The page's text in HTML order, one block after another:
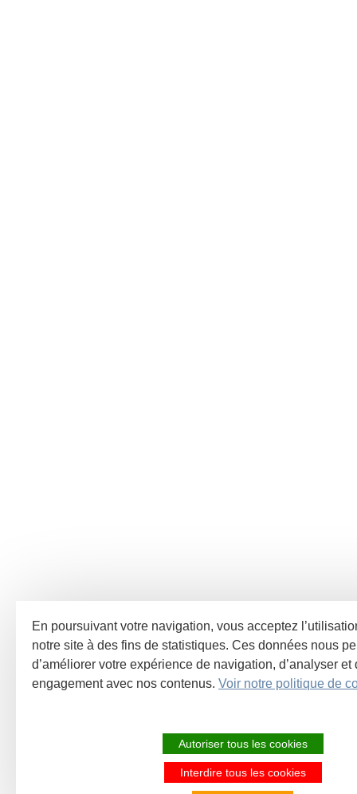
En poursuivant votre navigation, vous acceptez
notre site à des fins de statistiques. Ces données nous
d’améliorer votre expérience de navigation, d’analyser et
engagement avec nos contenus. Voir notre politique de
Autoriser tous les cookies
Interdire tous les cookies